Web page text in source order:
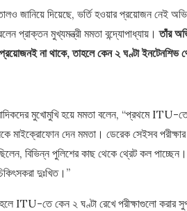
জানিয়ে দিয়েছে, ভর্তি হওয়ার প্রয়োজন নেই
প্রাক্তন মুখ্যমন্ত্রী মমতা বন্দ্যোপাধ্যায়।তাঁর
না থাকে, তাহলে কেন ২ ঘণ্টা
মুখোমুখি হয়ে মমতা বলেন, “প্রথমে ITU-
মাইক্রোফোন দেন মমতা। ডেরেক সেইসব
বিভিন্ন পুলিশের কাছ থেকে থ্রেট কল
দুঃখিত।”
ITU-তে কেন ২ ঘণ্টা রেখে পরীক্ষাগুলো করার